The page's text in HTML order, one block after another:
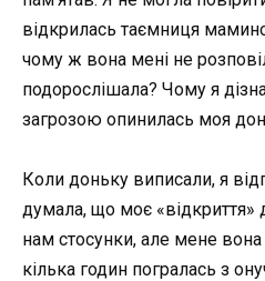
відкрилась таємниця
чому ж вона мені не
подорослішала? Чому я
загрозою опинилась моя
Коли доньку виписали, я
думала, що моє
нам стосунки, але мене
кілька годин погралась з